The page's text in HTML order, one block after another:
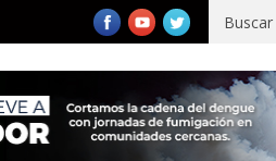
del Pacífico registra 92 % de